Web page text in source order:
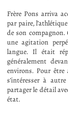
Frère Pons arriva
par paire,
de son
une agitation
langue. Il était
généralement
environs. Pour être
s’intéresser à
partager le détail
état.